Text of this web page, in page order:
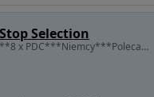
Selection
1956 cm3 • 140 KM • Navi***Radar***Parkowanie***8 x PDC***Niemcy***Polecam***